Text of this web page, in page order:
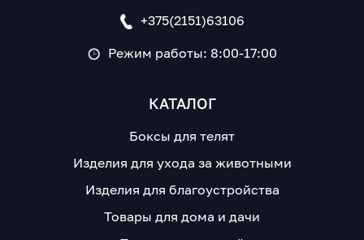
+375(2151)63106
Режим работы: 8:00-17:00
КАТАЛОГ
Боксы для телят
Изделия для ухода за животными
Изделия для благоустройства
Товары для дома и дачи